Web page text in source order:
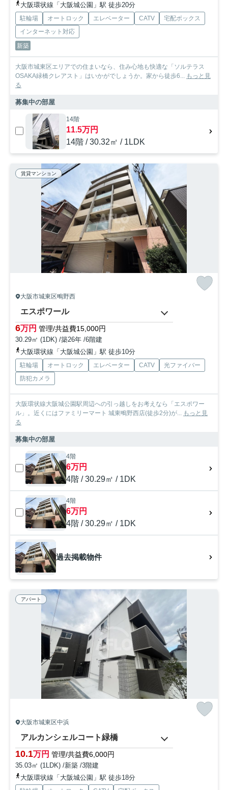
大阪環状線「大阪城公園」駅 徒歩20分
駐輪場 オートロック エレベーター CATV
宅配ボックス
インターネット対応
新築
大阪市城東区エリアでの住まいなら、住み心地も快適な「ソルテラス
OSAKA緑橋クレアスト」はいかがでしょうか。家から徒歩6... もっと見
る
募集中の部屋
14階
11.5万円
14階 / 30.32㎡ / 1LDK
賃貸マンション
大阪市城東区鴫野西
エスポワール
6万円 管理/共益費15,000円
30.29㎡ (1DK) /築26年 /6階建
大阪環状線「大阪城公園」駅 徒歩10分
駐輪場 オートロック エレベーター CATV
光ファイバー
防犯カメラ
大阪環状線大阪城公園駅周辺への引っ越しをお考えなら「エスポワー
ル」。近くにはファミリーマート 城東鴫野西店(徒歩2分)が... もっと見
る
募集中の部屋
4階
6万円
4階 / 30.29㎡ / 1DK
4階
6万円
4階 / 30.29㎡ / 1DK
過去掲載物件
アパート
大阪市城東区中浜
アルカンシェルコート緑橋
10.1万円 管理/共益費6,000円
35.03㎡ (1LDK) /新築 /3階建
大阪環状線「大阪城公園」駅 徒歩18分